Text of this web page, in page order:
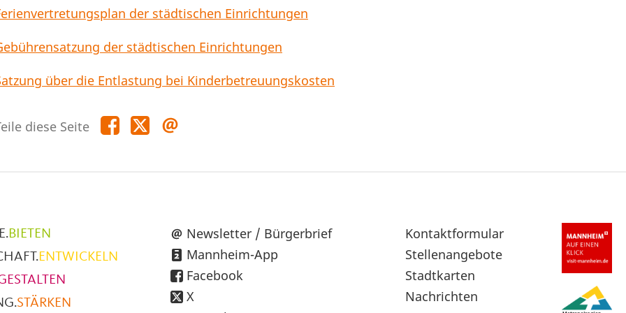
der städtischen Einrichtungen
der städtischen Einrichtungen
über die Entlastung bei Kinderbetreuungskosten
diese Seite Teile
diese
Teile
diese
BIETEN
ENTWICKELN
STÄRKEN
Newsletter / Bürgerbrief
Mannheim-App
Facebook
X
Sekundärnavigation
im
Fußbereich
Kontaktformular
Stellenangebote
Stadtkarten
Nachrichten